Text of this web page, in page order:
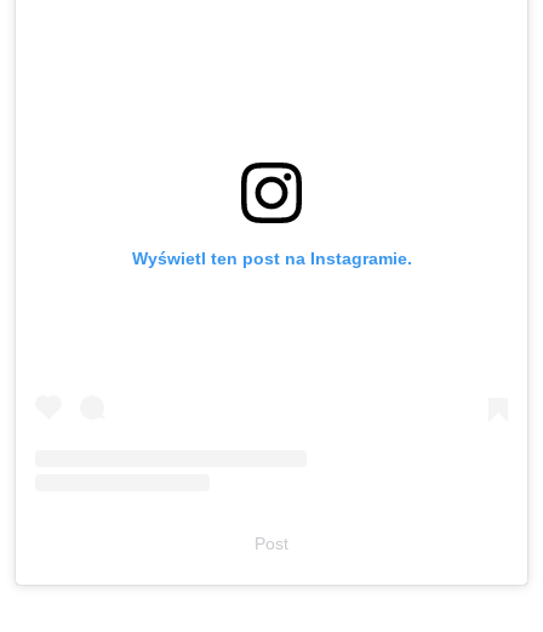
Wyświetl ten post na Instagramie.
Post